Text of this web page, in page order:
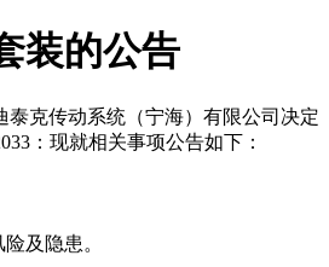
装的公告
克传动系统（宁海）有限公司决定
：现就相关事项公告如下：
及隐患。